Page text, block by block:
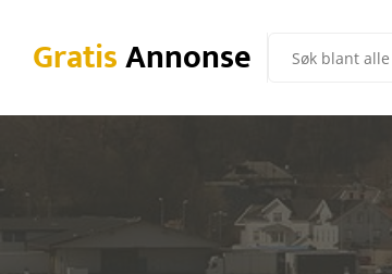
GratisAnnonse